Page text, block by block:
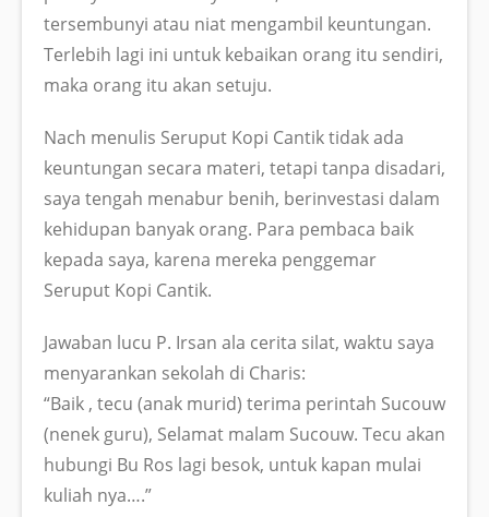
tersembunyi atau niat mengambil keuntungan.
Terlebih lagi ini untuk kebaikan orang itu sendiri,
maka orang itu akan setuju.
Nach menulis Seruput Kopi Cantik tidak ada
keuntungan secara materi, tetapi tanpa disadari,
saya tengah menabur benih, berinvestasi dalam
kehidupan banyak orang. Para pembaca baik
kepada saya, karena mereka penggemar
Seruput Kopi Cantik.
Jawaban lucu P. Irsan ala cerita silat, waktu saya
menyarankan sekolah di Charis:
“Baik , tecu (anak murid) terima perintah Sucouw
(nenek guru), Selamat malam Sucouw. Tecu akan
hubungi Bu Ros lagi besok, untuk kapan mulai
kuliah nya….”